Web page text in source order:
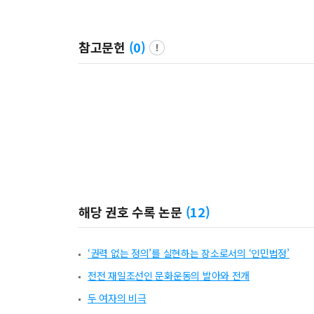
참고문헌 (0)
해당 권호 수록 논문 (12)
‘권력 없는 정의’를 실현하는 장소로서의 ‘인민법정’
전전 재일조선인 문화운동의 발아와 전개
두 여자의 비극